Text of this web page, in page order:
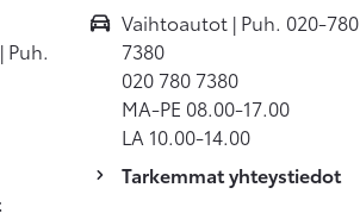
Vaihtoautot | Puh. 020-780
7380
020 780 7380
MA-PE 08.00-17.00
LA 10.00-14.00
Tarkemmat yhteystiedot